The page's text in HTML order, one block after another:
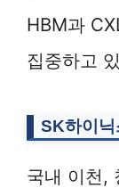
HBM과
집중하고
SK하이닉
국내 이천,